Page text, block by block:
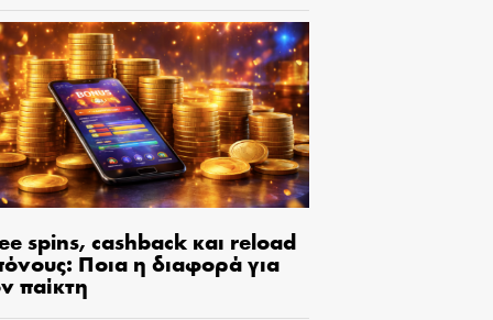
spins, cashback και reload
Ποια η διαφορά για
παίκτη